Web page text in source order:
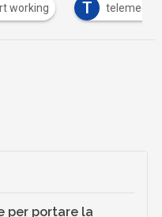
working T
per portare la